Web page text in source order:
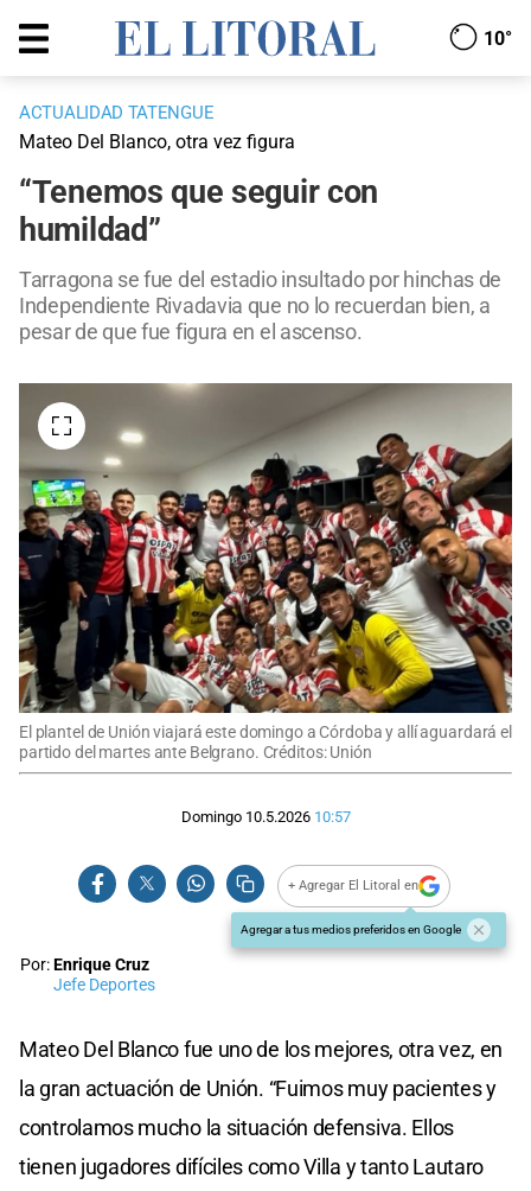
10°
ACTUALIDAD TATENGUE
Mateo Del Blanco, otra vez figura
“Tenemos que seguir con
humildad”
Tarragona se fue del estadio insultado por hinchas de
Independiente Rivadavia que no lo recuerdan bien, a
pesar de que fue figura en el ascenso.
El plantel de Unión viajará este domingo a Córdoba y allí aguardará el
partido del martes ante Belgrano. Créditos: Unión
Domingo 10.5.2026 10:57
+ Agregar El Litoral en
Agregar a tus medios preferidos en Google
Por:Enrique Cruz
Jefe Deportes
Mateo Del Blanco fue uno de los mejores, otra vez, en
la gran actuación de Unión. “Fuimos muy pacientes y
controlamos mucho la situación defensiva. Ellos
tienen jugadores difíciles como Villa y tanto Lautaro